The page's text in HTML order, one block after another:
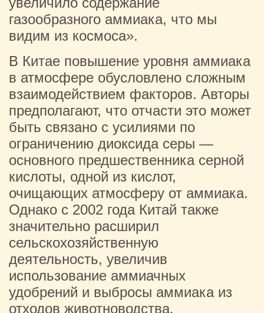
газообразного аммиака, что мы
видим из космоса».
В Китае повышение уровня аммиака
в атмосфере обусловлено сложным
взаимодействием факторов. Авторы
предполагают, что отчасти это может
быть связано с усилиями по
ограничению диоксида серы —
основного предшественника серной
кислоты, одной из кислот,
очищающих атмосферу от аммиака.
Однако с 2002 года Китай также
значительно расширил
сельскохозяйственную
деятельность, увеличив
использование аммиачных
удобрений и выбросы аммиака из
отходов животноводства.